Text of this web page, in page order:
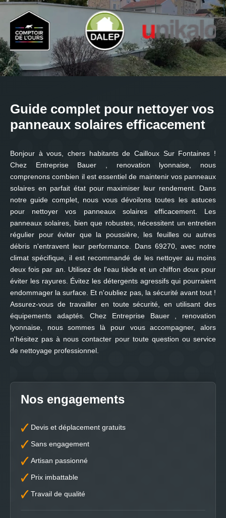
Guide complet pour nettoyer vos
panneaux solaires efficacement
Bonjour à vous, chers habitants de Cailloux Sur Fontaines !
Chez Entreprise Bauer , renovation lyonnaise, nous
comprenons combien il est essentiel de maintenir vos panneaux
solaires en parfait état pour maximiser leur rendement. Dans
notre guide complet, nous vous dévoilons toutes les astuces
pour nettoyer vos panneaux solaires efficacement. Les
panneaux solaires, bien que robustes, nécessitent un entretien
régulier pour éviter que la poussière, les feuilles ou autres
débris n'entravent leur performance. Dans 69270, avec notre
climat spécifique, il est recommandé de les nettoyer au moins
deux fois par an. Utilisez de l'eau tiède et un chiffon doux pour
éviter les rayures. Évitez les détergents agressifs qui pourraient
endommager la surface. Et n'oubliez pas, la sécurité avant tout !
Assurez-vous de travailler en toute sécurité, en utilisant des
équipements adaptés. Chez Entreprise Bauer , renovation
lyonnaise, nous sommes là pour vous accompagner, alors
n'hésitez pas à nous contacter pour toute question ou service
de nettoyage professionnel.
Nos engagements
Devis et déplacement gratuits
Sans engagement
Artisan passionné
Prix imbattable
Travail de qualité